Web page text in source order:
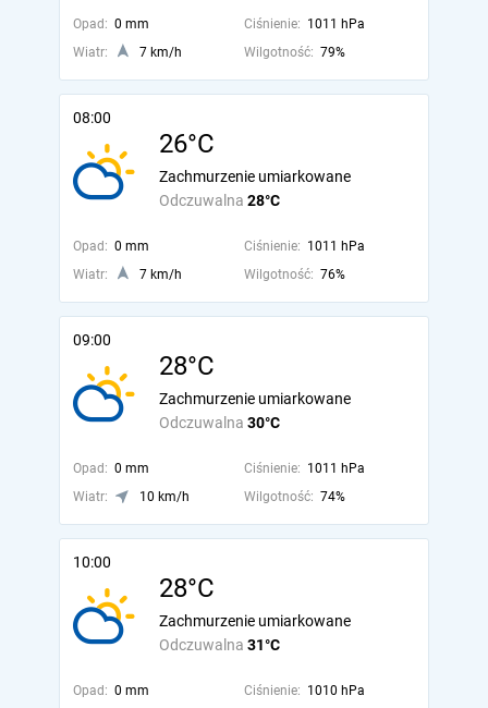
Opad: 0 mm Ciśnienie: 1011 hPa
Wiatr:
7 km/h Wilgotność: 79%
08:00
26°C
Odczuwalna 28°C
Zachmurzenie umiarkowane
Opad: 0 mm Ciśnienie: 1011 hPa
Wiatr:
7 km/h Wilgotność: 76%
09:00
28°C
Odczuwalna 30°C
Zachmurzenie umiarkowane
Opad: 0 mm Ciśnienie: 1011 hPa
Wiatr:
10 km/h Wilgotność: 74%
10:00
28°C
Odczuwalna 31°C
Zachmurzenie umiarkowane
Opad: 0 mm Ciśnienie: 1010 hPa